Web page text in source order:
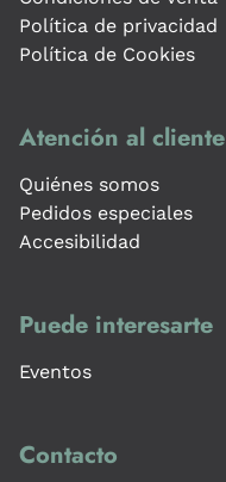
Política de privacidad
Política de Cookies
Atención al cliente
Quiénes somos
Pedidos especiales
Accesibilidad
Puede interesarte
Eventos
Contacto